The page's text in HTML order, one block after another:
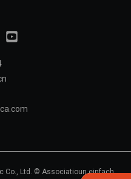
Co., Ltd. © Associatioun einfach